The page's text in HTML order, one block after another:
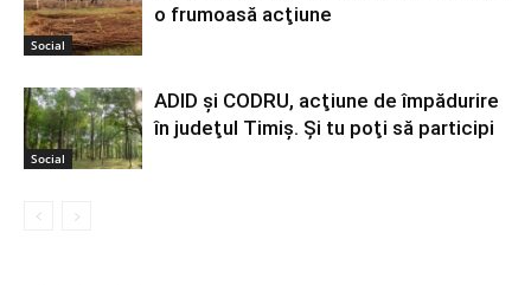
Social
o frumoasă acţiune
Social
ADID şi CODRU, acţiune de împădurire
în judeţul Timiş. Şi tu poţi să participi